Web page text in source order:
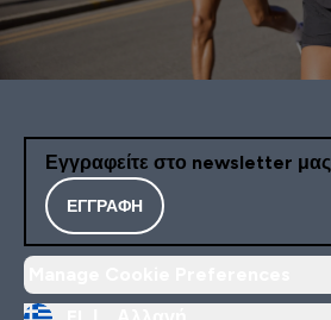
Εγγραφείτε στο newsletter μας
ΕΓΓΡΑΦΉ